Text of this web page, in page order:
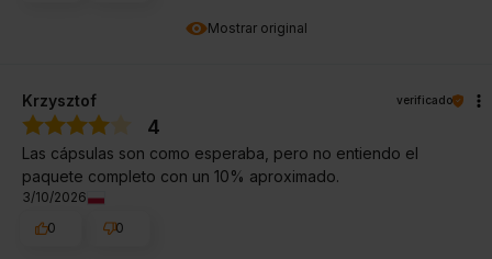
Mostrar original
Krzysztof verificado
4
Las cápsulas son como esperaba, pero no entiendo el
paquete completo con un 10% aproximado.
3/10/2026
0
0